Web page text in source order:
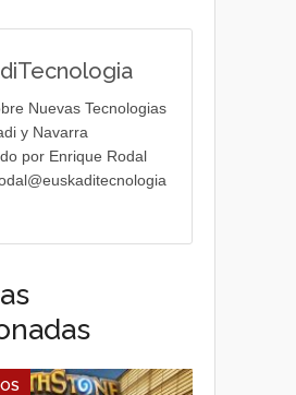
Nuevas Tecnologias
y Navarra
por Enrique Rodal